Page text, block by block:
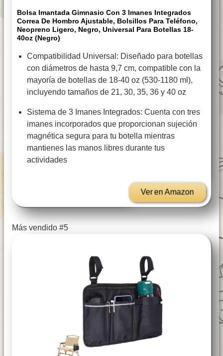
Bolsa Imantada Gimnasio Con 3 Imanes Integrados
Correa De Hombro Ajustable, Bolsillos Para Teléfono,
Neopreno Ligero, Negro, Universal Para Botellas 18-
40oz (Negro)
Compatibilidad Universal: Diseñado para botellas
con diámetros de hasta 9,7 cm, compatible con la
mayoría de botellas de 18-40 oz (530-1180 ml),
incluyendo tamaños de 21, 30, 35, 36 y 40 oz
Sistema de 3 Imanes Integrados: Cuenta con tres
imanes incorporados que proporcionan sujeción
magnética segura para tu botella mientras
mantienes las manos libres durante tus
actividades
Ver en Amazon
Más vendido #5